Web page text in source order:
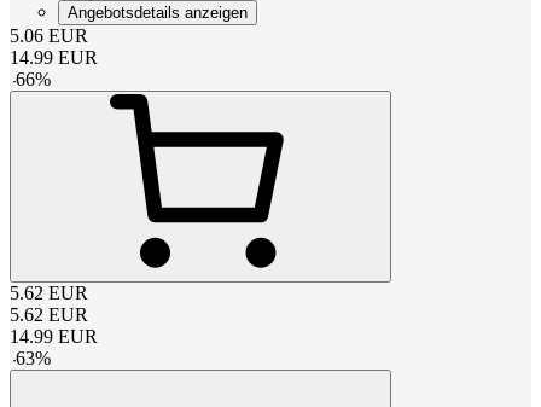
Angebotsdetails anzeigen
5.06 EUR
14.99 EUR
-66%
5.62 EUR
5.62 EUR
14.99 EUR
-63%